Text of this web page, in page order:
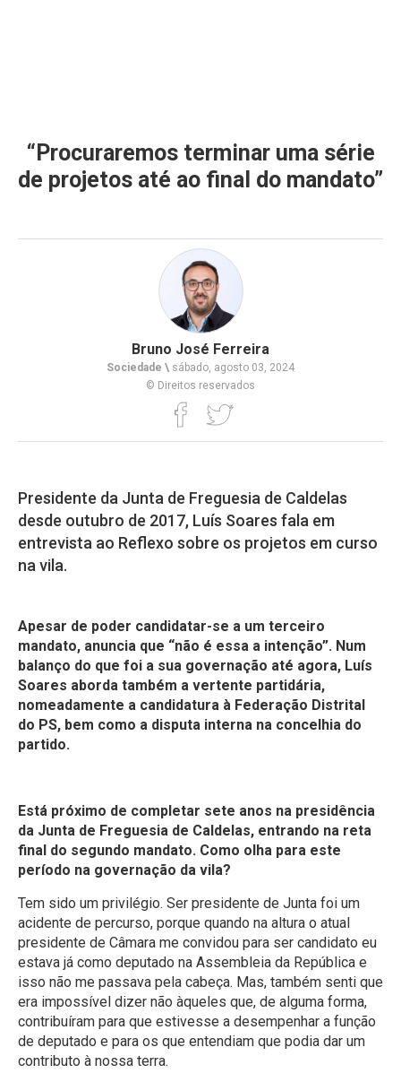
“Procuraremos terminar uma série
de projetos até ao final do mandato”
Bruno José Ferreira
Sociedade \ sábado, agosto 03, 2024
© Direitos reservados
Presidente da Junta de Freguesia de Caldelas
desde outubro de 2017, Luís Soares fala em
entrevista ao Reflexo sobre os projetos em curso
na vila.
Apesar de poder candidatar-se a um terceiro
mandato, anuncia que “não é essa a intenção”. Num
balanço do que foi a sua governação até agora, Luís
Soares aborda também a vertente partidária,
nomeadamente a candidatura à Federação Distrital
do PS, bem como a disputa interna na concelhia do
partido.
Está próximo de completar sete anos na presidência
da Junta de Freguesia de Caldelas, entrando na reta
final do segundo mandato. Como olha para este
período na governação da vila?
Tem sido um privilégio. Ser presidente de Junta foi um
acidente de percurso, porque quando na altura o atual
presidente de Câmara me convidou para ser candidato eu
estava já como deputado na Assembleia da República e
isso não me passava pela cabeça. Mas, também senti que
era impossível dizer não àqueles que, de alguma forma,
contribuíram para que estivesse a desempenhar a função
de deputado e para os que entendiam que podia dar um
contributo à nossa terra.